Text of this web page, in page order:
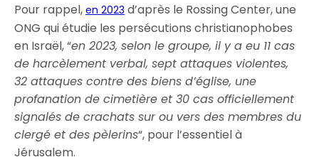
Pour rappel,en 2023 d’après le Rossing Center, une
ONG qui étudie les persécutions christianophobes
en Israël, “en 2023, selon le groupe, il y a eu 11 cas
de harcèlement verbal, sept attaques violentes,
32 attaques contre des biens d’église, une
profanation de cimetière et 30 cas officiellement
signalés de crachats sur ou vers des membres du
clergé et des pèlerins“, pour l’essentiel à
Jérusalem.